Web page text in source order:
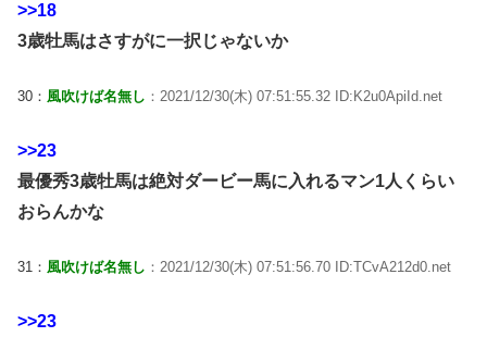
>>18
3歳牡馬はさすがに一択じゃないか
30： 風吹けば名無し ：2021/12/30(木) 07:51:55.32 ID:K2u0ApiId.net
>>23
最優秀3歳牡馬は絶対ダービー馬に入れるマン1人くらい
おらんかな
31： 風吹けば名無し ：2021/12/30(木) 07:51:56.70 ID:TCvA212d0.net
>>23